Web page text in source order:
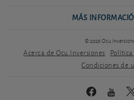
MÁS
© 2026 Ocu
Acerca de Ocu Inversiones
Condiciones de